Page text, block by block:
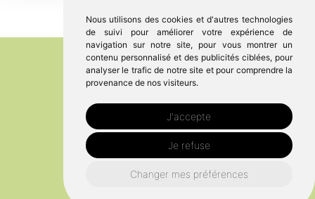
Nous utilisons des cookies et d'autres technologies
de suivi pour améliorer votre expérience de
navigation sur notre site, pour vous montrer un
contenu personnalisé et des publicités ciblées, pour
analyser le trafic de notre site et pour comprendre la
provenance de nos visiteurs.
J'accepte
Je refuse
Changer mes préférences